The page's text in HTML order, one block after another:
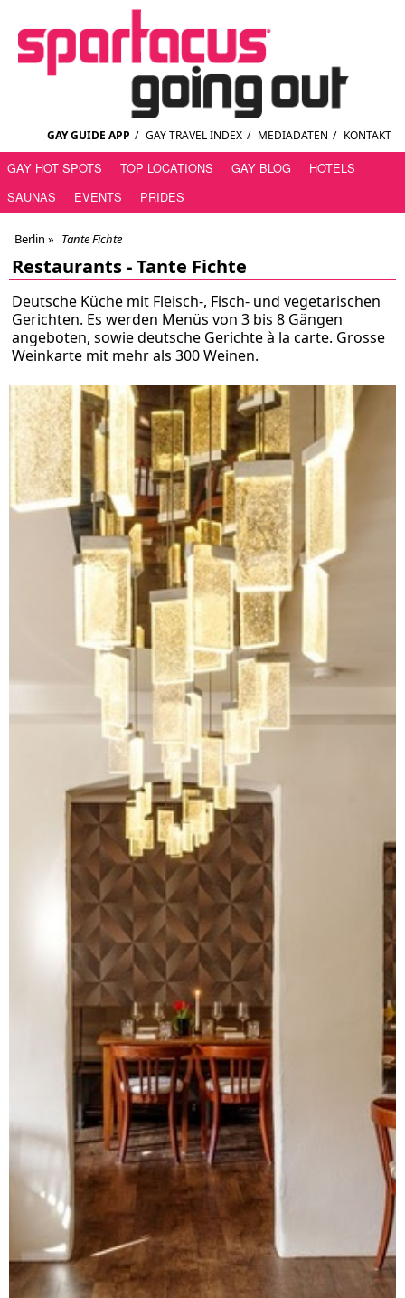
GAY GUIDE APP / GAY TRAVEL INDEX / MEDIADATEN / KONTAKT
GAY HOT SPOTS TOP LOCATIONS GAY BLOG
HOTELS
SAUNAS
EVENTS PRIDES
Berlin » Tante Fichte
Restaurants -Tante Fichte
Deutsche Küche mit Fleisch-, Fisch- und vegetarischen
Gerichten. Es werden Menüs von 3 bis 8 Gängen
angeboten, sowie deutsche Gerichte à la carte. Grosse
Weinkarte mit mehr als 300 Weinen.